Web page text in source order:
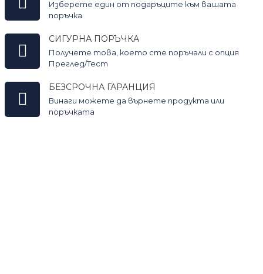
Изберете един от подаръците към вашата
поръчка
СИГУРНА ПОРЪЧКА
Получете това, което сте поръчали с опция
Преглед/Тест
БЕЗСРОЧНА ГАРАНЦИЯ
Винаги можете да върнете продукта или
поръчката